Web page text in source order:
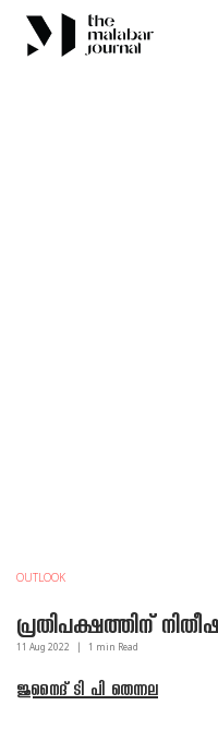
OUTLOOK
പ്രതിപക്ഷത്തിന്
11 Aug 2022 1 min Read
ജുനൈദ് ടി പി തെന്നല